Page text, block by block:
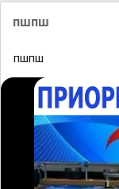
пшпш
пшпш